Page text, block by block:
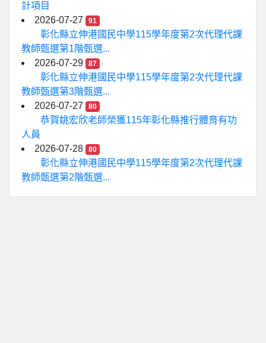
計項目
2026-07-27
91
彰化縣立伸港國民中學115學年度第2次代理代課
教師甄選第1階甄選...
2026-07-29
87
彰化縣立伸港國民中學115學年度第2次代理代課
教師甄選第3階甄選...
2026-07-27
80
恭賀姚宏欣老師榮獲115年彰化縣推行體育有功
人員
2026-07-28
80
彰化縣立伸港國民中學115學年度第2次代理代課
教師甄選第2階甄選...